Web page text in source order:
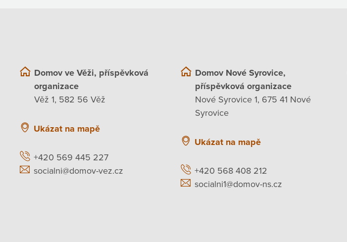
Domov ve Věži, příspěvková
organizace
Věž 1, 582 56 Věž
Ukázat na mapě
+420 569 445 227
socialni@domov-vez.cz
Domov Nové Syrovice,
příspěvková organizace
Nové Syrovice 1, 675 41 Nové
Syrovice
Ukázat na mapě
+420 568 408 212
socialni1@domov-ns.cz